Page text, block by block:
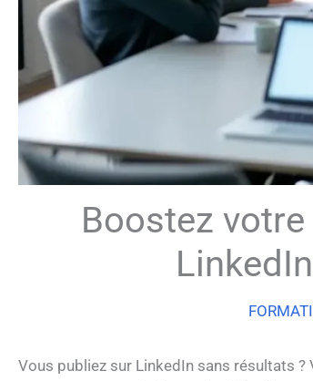
Boostez
Vous publiez sur LinkedIn sans résultats